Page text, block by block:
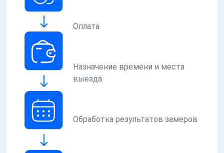
Оплата
Назначение времени и места
выезда
Обработка результатов замеров